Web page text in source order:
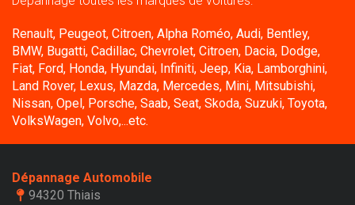
Renault, Peugeot, Citroen, Alpha Roméo, Audi, Bentley,
BMW, Bugatti, Cadillac, Chevrolet, Citroen, Dacia, Dodge,
Fiat, Ford, Honda, Hyundai, Infiniti, Jeep, Kia, Lamborghini,
Land Rover, Lexus, Mazda, Mercedes, Mini, Mitsubishi,
Nissan, Opel, Porsche, Saab, Seat, Skoda, Suzuki, Toyota,
VolksWagen, Volvo,...etc.
Dépannage Automobile
94320 Thiais